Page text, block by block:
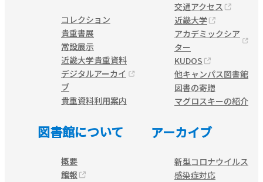
コレクション
貴重書展
常設展示
近畿大学貴重資料
デジタルアーカイ
ブ
貴重資料利用案内
図書館について
概要
館報
交通アクセス
近畿大学
アカデミックシア
ター
KUDOS
他キャンパス図書館
図書の寄贈
マグロスキーの紹介
アーカイブ
新型コロナウイルス
感染症対応